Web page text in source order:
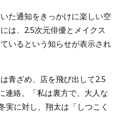
た通知をきっかけに楽しい空
は、2.5次元俳優とメイクス
いるという知らせが表示され
青ざめ、店を飛び出して2.5
連絡。「私は裏方で、大人な
に対し、翔太は「しつこく